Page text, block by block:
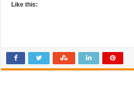
Like this: